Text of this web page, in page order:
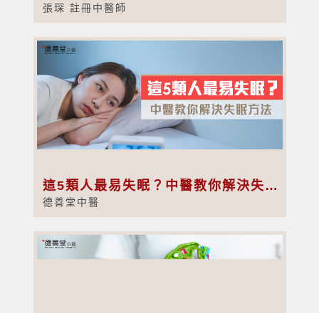
張琛 註冊中醫師
這5類人最易失眠？中醫教你解決失眠方法
德善堂中醫